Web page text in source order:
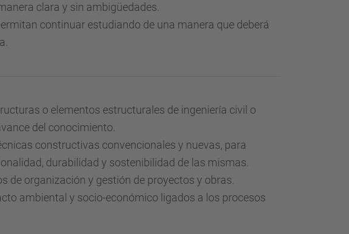
clara y sin ambigüedades.
continuar estudiando de una manera que deberá
o elementos estructurales de ingeniería civil o
del conocimiento.
constructivas convencionales y nuevas, para
durabilidad y sostenibilidad de las mismas.
de organización y gestión de proyectos y obras.
ambiental y socio-económico ligados a los procesos